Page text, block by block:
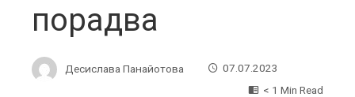
порадва
Десислава Панайотова
07.07.2023
< 1 Min Read